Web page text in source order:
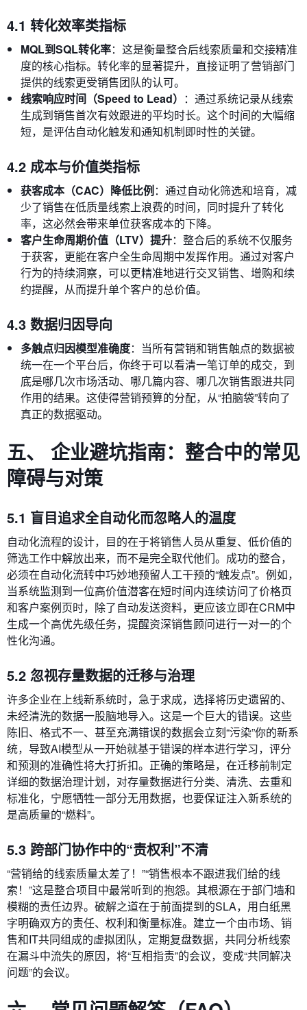
4.1 转化效率类指标
MQL到SQL转化率：这是衡量整合后线索质量和交接精准
度的核心指标。转化率的显著提升，直接证明了营销部门
提供的线索更受销售团队的认可。
线索响应时间（Speed to Lead） ：通过系统记录从线索
生成到销售首次有效跟进的平均时长。这个时间的大幅缩
短，是评估自动化触发和通知机制即时性的关键。
4.2 成本与价值类指标
获客成本（CAC）降低比例：通过自动化筛选和培育，减
少了销售在低质量线索上浪费的时间，同时提升了转化
率，这必然会带来单位获客成本的下降。
客户生命周期价值（LTV）提升：整合后的系统不仅服务
于获客，更能在客户全生命周期中发挥作用。通过对客户
行为的持续洞察，可以更精准地进行交叉销售、增购和续
约提醒，从而提升单个客户的总价值。
4.3 数据归因导向
多触点归因模型准确度：当所有营销和销售触点的数据被
统一在一个平台后，你终于可以看清一笔订单的成交，到
底是哪几次市场活动、哪几篇内容、哪几次销售跟进共同
作用的结果。这使得营销预算的分配，从“拍脑袋”转向了
真正的数据驱动。
五、 企业避坑指南：整合中的常见
障碍与对策
5.1 盲目追求全自动化而忽略人的温度
自动化流程的设计，目的在于将销售人员从重复、低价值的
筛选工作中解放出来，而不是完全取代他们。成功的整合，
必须在自动化流转中巧妙地预留人工干预的“触发点”。例如，
当系统监测到一位高价值潜客在短时间内连续访问了价格页
和客户案例页时，除了自动发送资料，更应该立即在CRM中
生成一个高优先级任务，提醒资深销售顾问进行一对一的个
性化沟通。
5.2 忽视存量数据的迁移与治理
许多企业在上线新系统时，急于求成，选择将历史遗留的、
未经清洗的数据一股脑地导入。这是一个巨大的错误。这些
陈旧、格式不一、甚至充满错误的数据会立刻“污染”你的新系
统，导致AI模型从一开始就基于错误的样本进行学习，评分
和预测的准确性将大打折扣。正确的策略是，在迁移前制定
详细的数据治理计划，对存量数据进行分类、清洗、去重和
标准化，宁愿牺牲一部分无用数据，也要保证注入新系统的
是高质量的“燃料”。
5.3 跨部门协作中的“责权利”不清
“营销给的线索质量太差了！”“销售根本不跟进我们给的线
索！”这是整合项目中最常听到的抱怨。其根源在于部门墙和
模糊的责任边界。破解之道在于前面提到的SLA，用白纸黑
字明确双方的责任、权利和衡量标准。建立一个由市场、销
售和IT共同组成的虚拟团队，定期复盘数据，共同分析线索
在漏斗中流失的原因，将“互相指责”的会议，变成“共同解决
问题”的会议。